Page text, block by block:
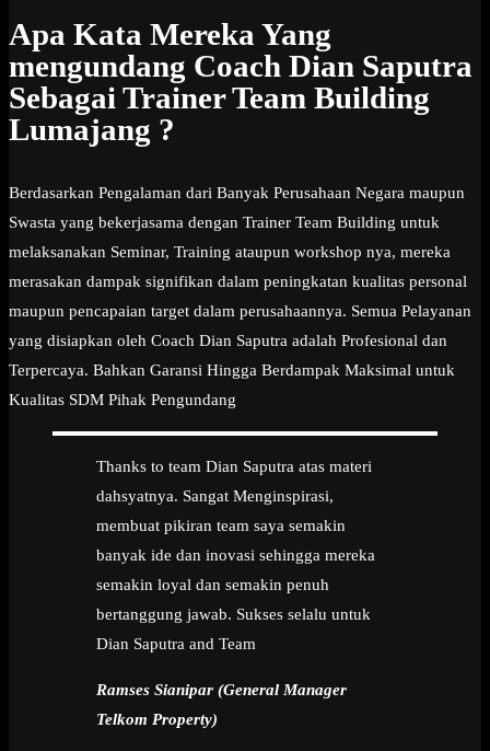
Apa Kata Mereka Yang
mengundang Coach Dian Saputra
Sebagai Trainer Team Building
Lumajang ?
Berdasarkan Pengalaman dari Banyak Perusahaan Negara maupun
Swasta yang bekerjasama dengan Trainer Team Building untuk
melaksanakan Seminar, Training ataupun workshop nya, mereka
merasakan dampak signifikan dalam peningkatan kualitas personal
maupun pencapaian target dalam perusahaannya. Semua Pelayanan
yang disiapkan oleh Coach Dian Saputra adalah Profesional dan
Terpercaya. Bahkan Garansi Hingga Berdampak Maksimal untuk
Kualitas SDM Pihak Pengundang
Thanks to team Dian Saputra atas materi
dahsyatnya. Sangat Menginspirasi,
membuat pikiran team saya semakin
banyak ide dan inovasi sehingga mereka
semakin loyal dan semakin penuh
bertanggung jawab. Sukses selalu untuk
Dian Saputra and Team
Ramses Sianipar (General Manager
Telkom Property)